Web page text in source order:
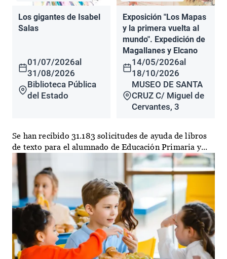
Los gigantes de Isabel
Salas
01/07/2026al
31/08/2026
Biblioteca Pública
del Estado
Exposición "Los Mapas
y la primera vuelta al
mundo". Expedición de
Magallanes y Elcano
14/05/2026al
18/10/2026
MUSEO DE SANTA
CRUZ C/ Miguel de
Cervantes, 3
Se han recibido 31.183 solicitudes de ayuda de libros
de texto para el alumnado de Educación Primaria y...